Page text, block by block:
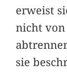
erweist
nicht
sie